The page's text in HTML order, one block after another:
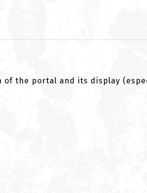
the portal and its display